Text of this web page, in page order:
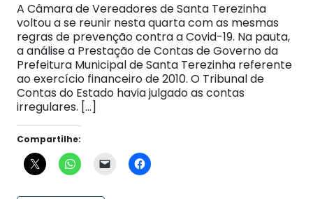
A Câmara de Vereadores de Santa Terezinha
voltou a se reunir nesta quarta com as mesmas
regras de prevenção contra a Covid-19. Na pauta,
a análise a Prestação de Contas de Governo da
Prefeitura Municipal de Santa Terezinha referente
ao exercício financeiro de 2010. O Tribunal de
Contas do Estado havia julgado as contas
irregulares. […]
Compartilhe: